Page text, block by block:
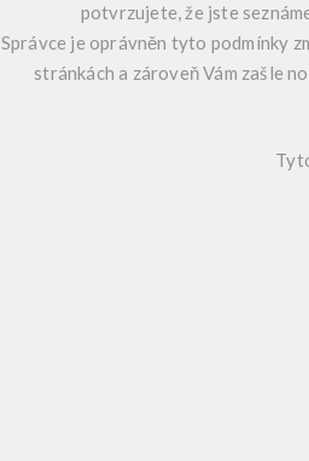
potvrzujete, že jste
Správce je oprávněn tyto podmínky
stránkách a zároveň Vám zašle